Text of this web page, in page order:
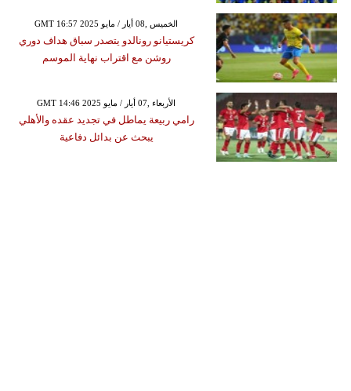
GMT 16:57 2025 الخميس ,08 أيار / مايو
كريستيانو رونالدو يتصدر سباق هداف دوري
روشن مع اقتراب نهاية الموسم
GMT 14:46 2025 الأربعاء ,07 أيار / مايو
رامي ربيعة يماطل في تجديد عقده والأهلي
يبحث عن بدائل دفاعية